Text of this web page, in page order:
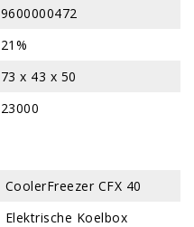
9600000472
21%
73 x 43 x 50
23000
CoolerFreezer CFX 40
Elektrische Koelbox